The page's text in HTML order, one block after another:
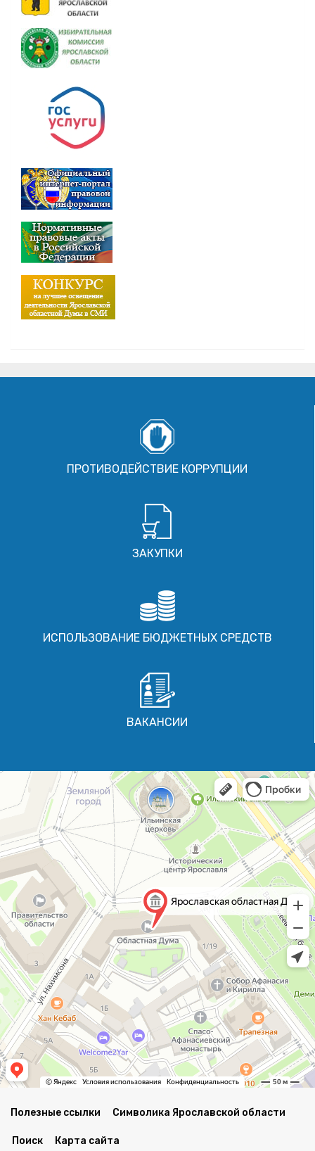
ПРОТИВОДЕЙСТВИЕ КОРРУПЦИИ
ЗАКУПКИ
ИСПОЛЬЗОВАНИЕ БЮДЖЕТНЫХ СРЕДСТВ
ВАКАНСИИ
Полезные ссылки Символика Ярославской области
Поиск Карта сайта